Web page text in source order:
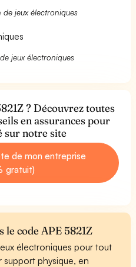
jeux électroniques
jeux électroniques
? Découvrez toutes
en assurances pour
sur notre site
de mon entreprise
gratuit)
le code APE 5821Z
électroniques pour tout
physique, en